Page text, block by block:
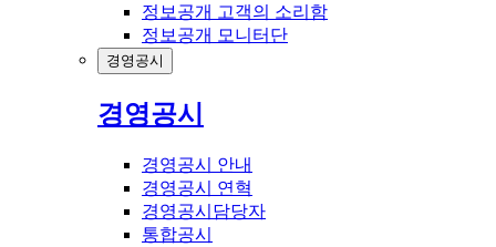
정보공개 고객의 소리함
정보공개 모니터단
경영공시
경영공시
경영공시 안내
경영공시 연혁
경영공시담당자
통합공시